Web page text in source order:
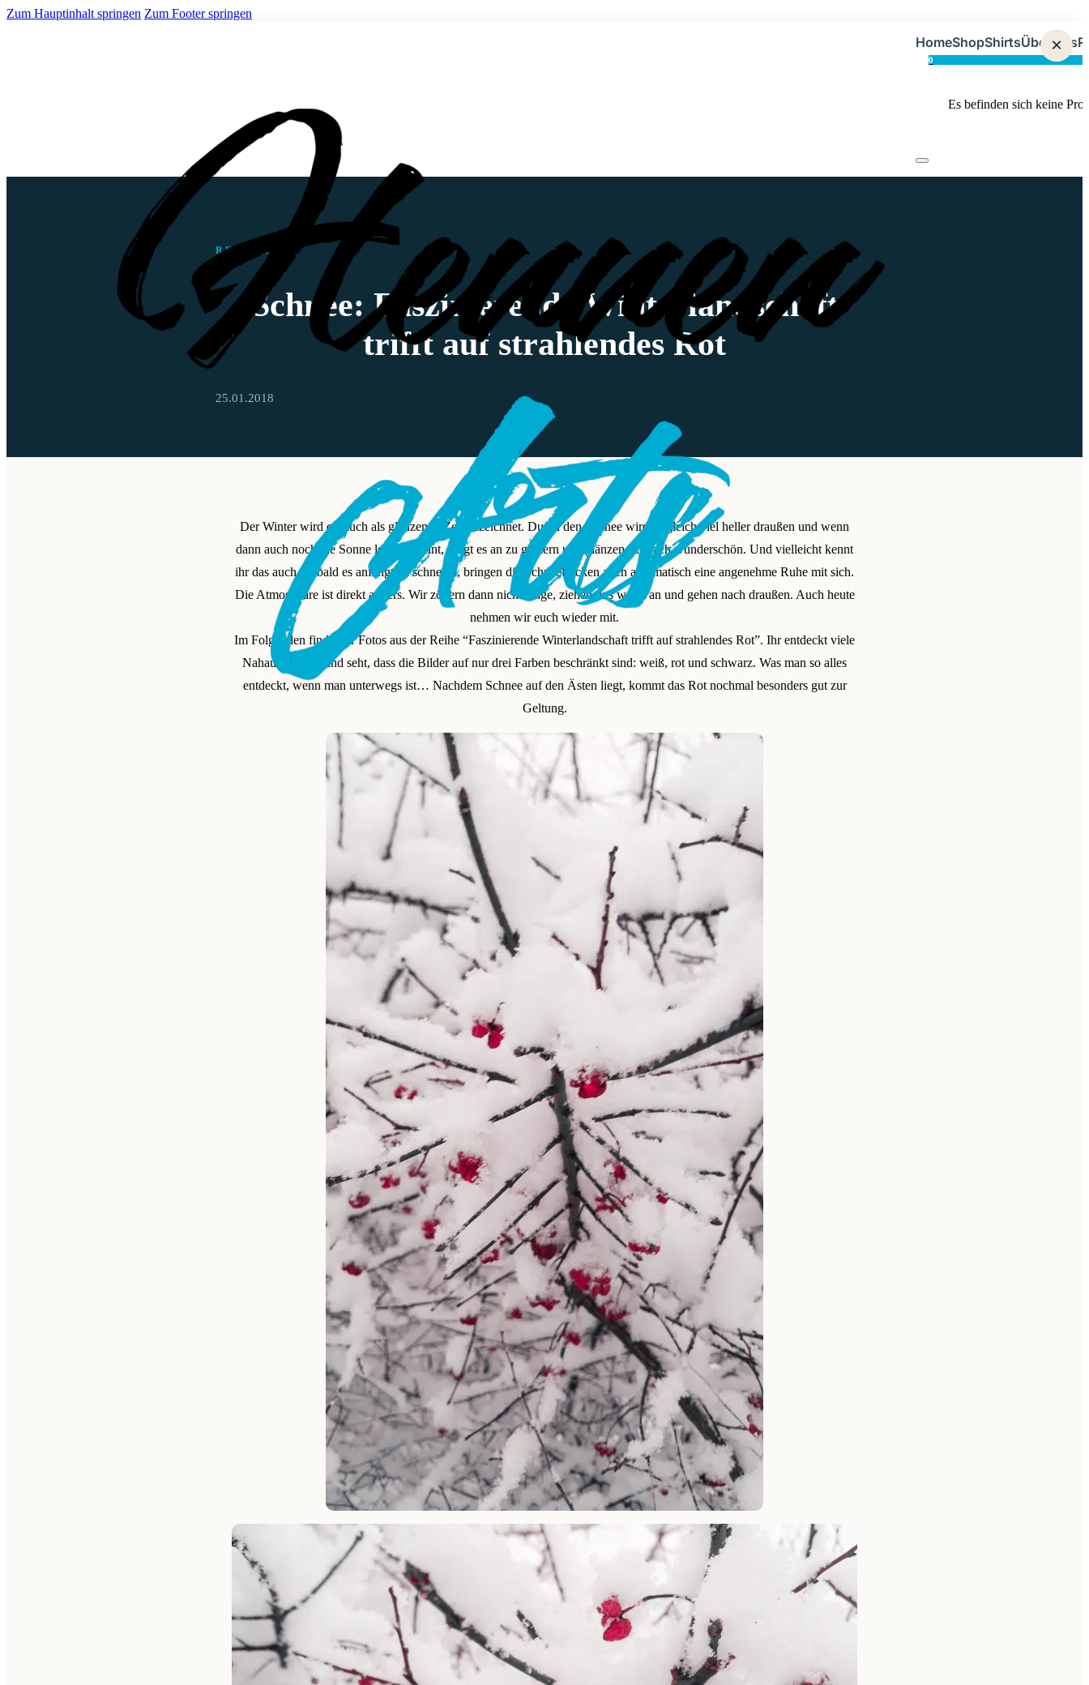
Zum Hauptinhalt springen Zum Footer springen
HomeShopShirtsÜber uns
0
Es befinden sich keine
×
REISEBLOG
Schnee: Faszinierende Winterlandschaft
trifft auf strahlendes Rot
25.01.2018
Der Winter wird oft auch als glänzende Zeit bezeichnet. Durch den Schnee wird es gleich viel heller draußen und wenn
dann auch noch die Sonne leicht scheint, fängt es an zu glitzern und glänzen. Einfach wunderschön. Und vielleicht kennt
ihr das auch. Sobald es anfängt zu schneien, bringen die Schneeflocken auch automatisch eine angenehme Ruhe mit sich.
Die Atmosphäre ist direkt anders. Wir zögern dann nicht lange, ziehen uns warm an und gehen nach draußen. Auch heute
nehmen wir euch wieder mit.
Im Folgenden findet ihr Fotos aus der Reihe “Faszinierende Winterlandschaft trifft auf strahlendes Rot”. Ihr entdeckt viele
Nahaufnahmen und seht, dass die Bilder auf nur drei Farben beschränkt sind: weiß, rot und schwarz. Was man so alles
entdeckt, wenn man unterwegs ist… Nachdem Schnee auf den Ästen liegt, kommt das Rot nochmal besonders gut zur
Geltung.